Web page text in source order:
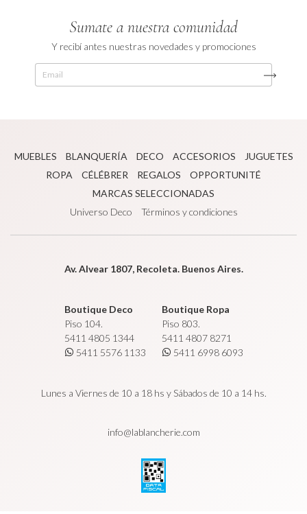
Sumate a nuestra comunidad
Y recibí antes nuestras novedades y promociones
MUEBLES BLANQUERÍA DECO ACCESORIOS
JUGUETES
ROPA
CÉLÉBRER REGALOS
OPPORTUNITÉ
MARCAS SELECCIONADAS
Universo Deco
Términos y condiciones
Av. Alvear 1807, Recoleta. Buenos Aires.
Boutique Deco
Piso 104.
5411 4805 1344
5411 5576 1133
Boutique Ropa
Piso 803.
5411 4807 8271
5411 6998 6093
Lunes a Viernes de 10 a 18 hs y Sábados de 10 a 14 hs.
info@lablancherie.com